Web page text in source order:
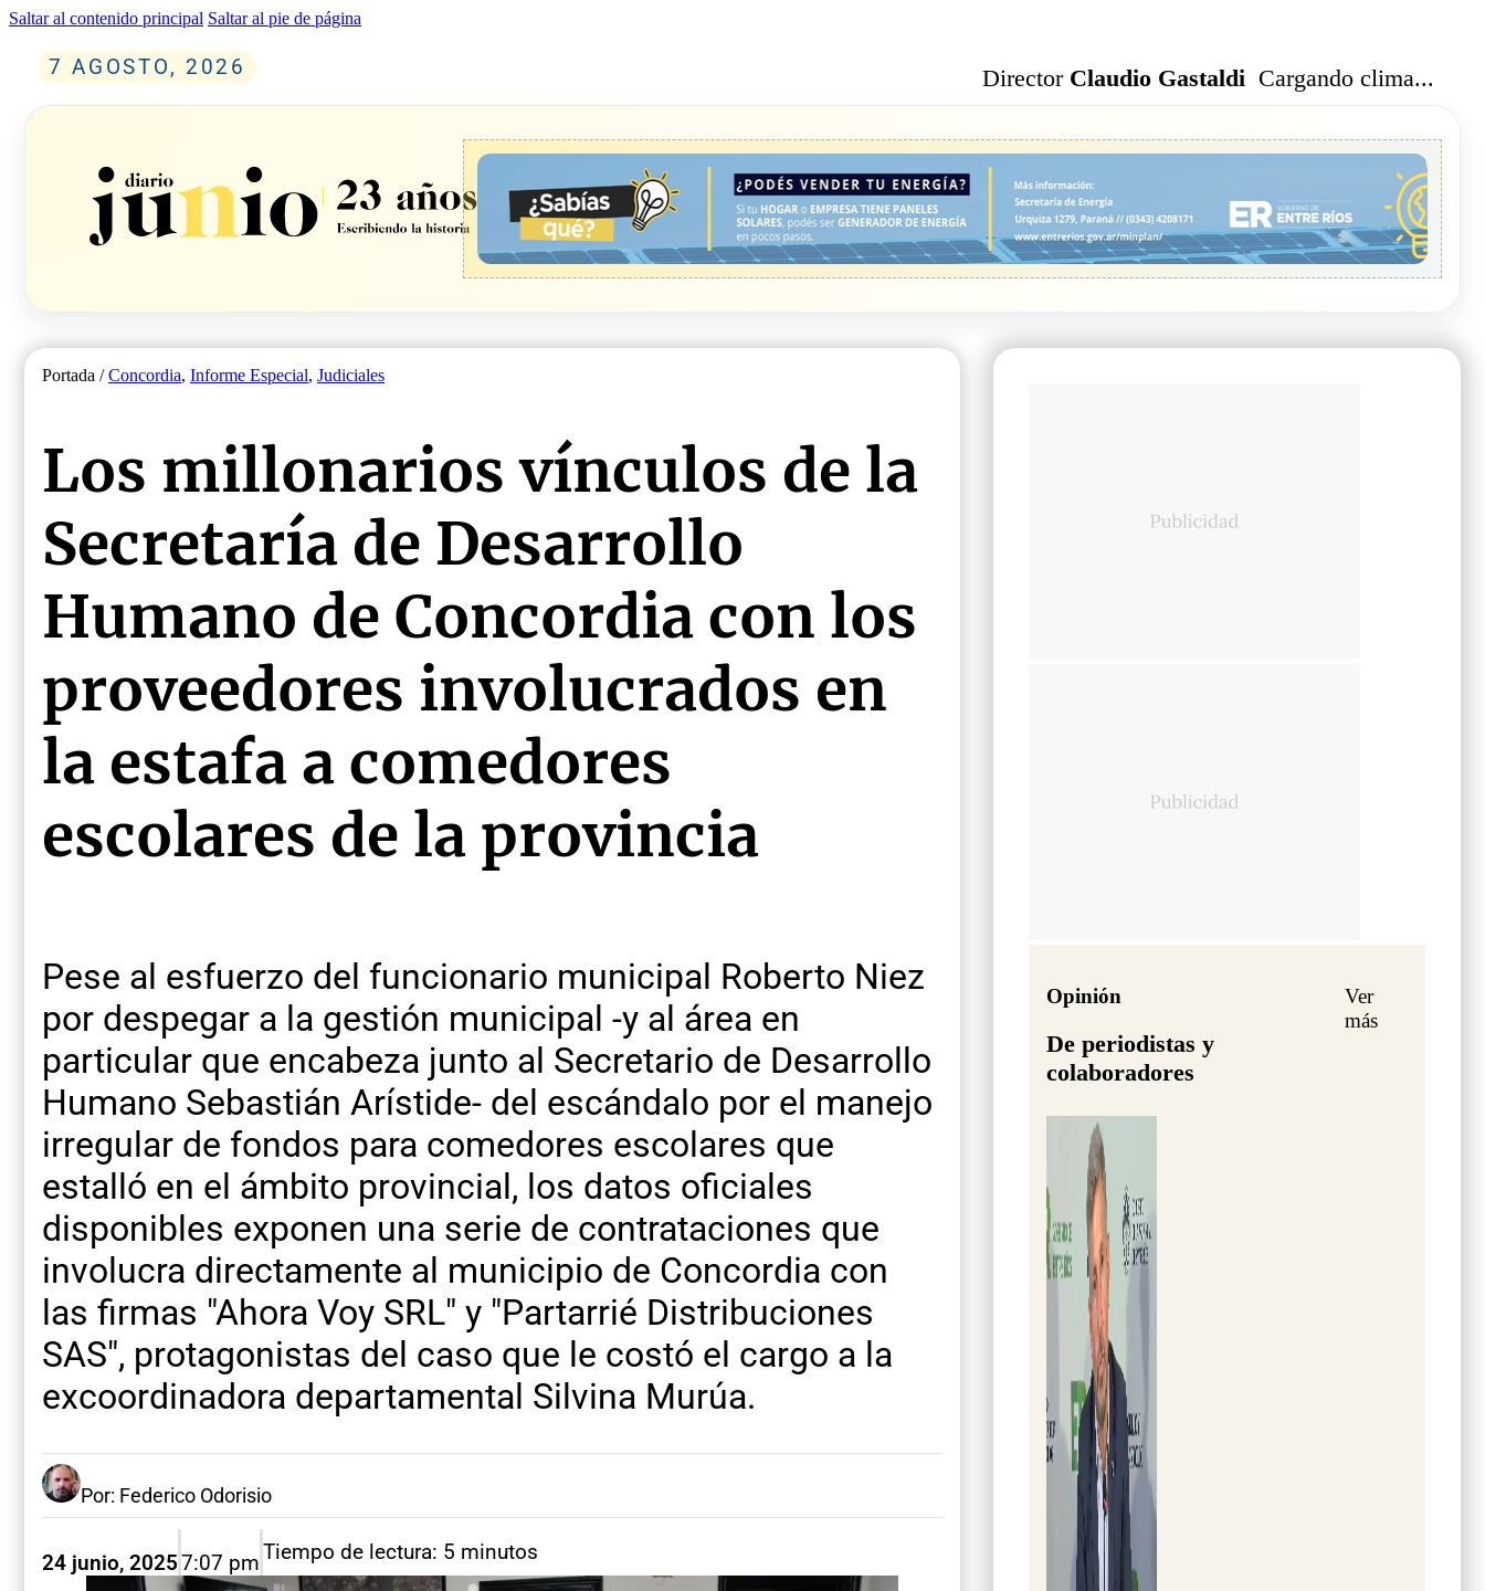
Saltar al contenido principal Saltar al pie de página
7 AGOSTO, 2026 Director Claudio Gastaldi Cargando clima...
Portada /Concordia, Informe Especial, Judiciales
Los millonarios vínculos de la
Secretaría de Desarrollo
Humano de Concordia con los
proveedores involucrados en
la estafa a comedores
escolares de la provincia
Pese al esfuerzo del funcionario municipal Roberto Niez
por despegar a la gestión municipal -y al área en
particular que encabeza junto al Secretario de Desarrollo
Humano Sebastián Arístide- del escándalo por el manejo
irregular de fondos para comedores escolares que
estalló en el ámbito provincial, los datos oficiales
disponibles exponen una serie de contrataciones que
involucra directamente al municipio de Concordia con
las firmas "Ahora Voy SRL" y "Partarrié Distribuciones
SAS", protagonistas del caso que le costó el cargo a la
excoordinadora departamental Silvina Murúa.
Por: Federico Odorisio
24 junio, 20257:07 pmTiempo de lectura: 5 minutos
Opinión
De periodistas y
colaboradores
Ver
más